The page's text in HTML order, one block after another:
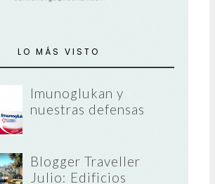
LO MÁS VISTO
Imunoglukan y
nuestras defensas
Blogger Traveller
Julio: Edificios